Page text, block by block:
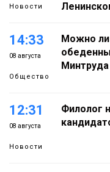
Новости
14:33
08 августа
Общество
Можно ли
Минтруда
12:31
08 августа
Новости
Филолог